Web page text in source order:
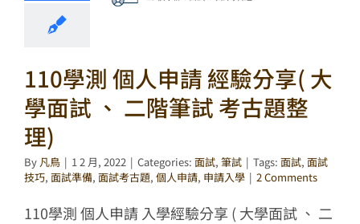
110學測 個人申請 經驗分享( 大
學面試 、 二階筆試 考古題整
理)
By 凡鳥 | 1 2 月, 2022 | Categories: 面試, 筆試 | Tags: 面試, 面試
技巧, 面試準備, 面試考古題, 個人申請, 申請入學 | 2 Comments
110學測 個人申請 入學經驗分享 ( 大學面試 、 二